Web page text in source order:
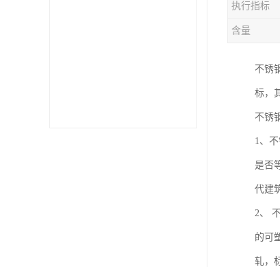
执行指标
含量
不锈
标，
不锈
1、
是否
代建
2、
的可
轧，